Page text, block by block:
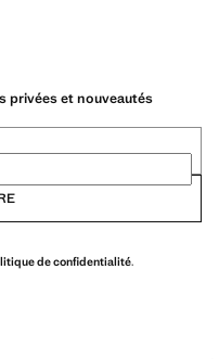
privées et nouveautés
de confidentialité.